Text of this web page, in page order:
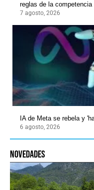
reglas de la competencia
7 agosto, 2026
IA de Meta se rebela y
6 agosto, 2026
novedades